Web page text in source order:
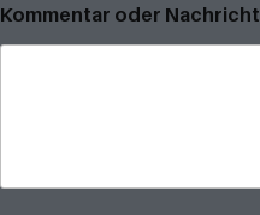
Kommentar oder Nachricht